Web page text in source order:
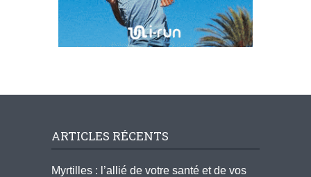
ARTICLES RÉCENTS
Myrtilles : l’allié de votre santé et de vos